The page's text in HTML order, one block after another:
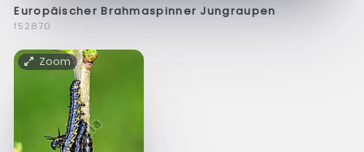
Europäischer Brahmaspinner Jungraupen
f52870
Zoom